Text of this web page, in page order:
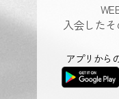
入会したそ
アプリから